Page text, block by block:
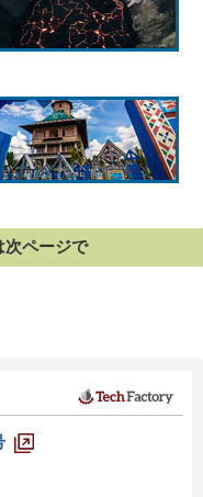
ページで